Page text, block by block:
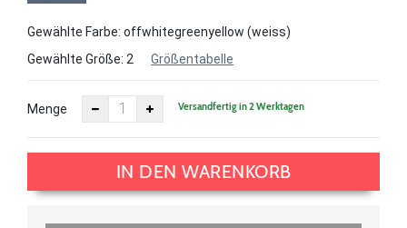
Gewählte Farbe: offwhitegreenyellow (weiss)
Gewählte Größe: 2 Größentabelle
Menge Versandfertig in 2 Werktagen
IN DEN WARENKORB